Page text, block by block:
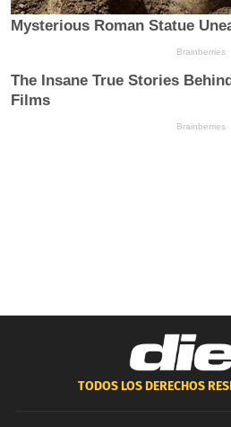
TODOS LOS DERECHOS